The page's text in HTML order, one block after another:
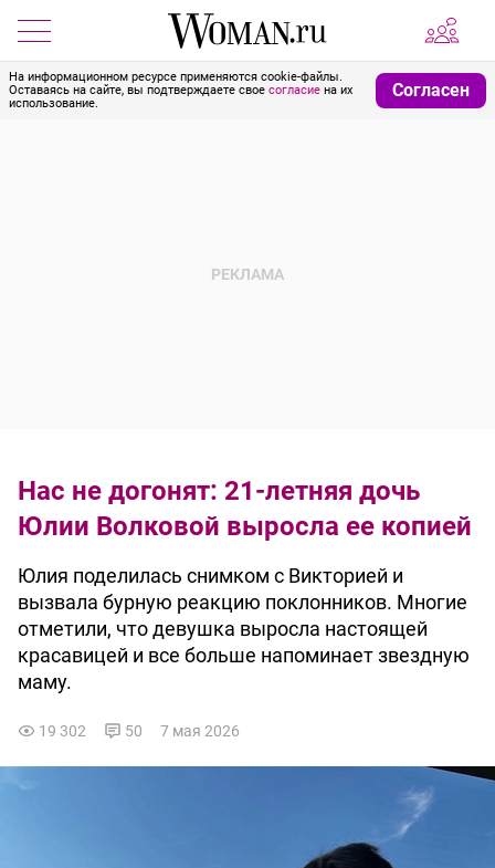
На информационном ресурсе применяются cookie-файлы.
Оставаясь на сайте, вы подтверждаете свое согласие на их
использование.
Согласен
Нас не догонят: 21-летняя дочь
Юлии Волковой выросла ее копией
Юлия поделилась снимком с Викторией и
вызвала бурную реакцию поклонников. Многие
отметили, что девушка выросла настоящей
красавицей и все больше напоминает звездную
маму.
19 302 50 7 мая 2026